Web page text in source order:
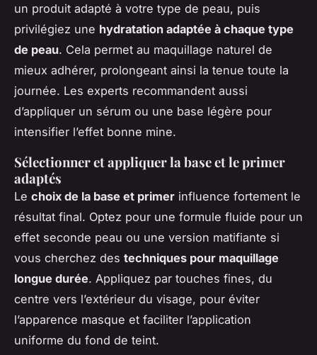
un produit adapté à votre type de peau, puis
privilégiez une hydratation adaptée à chaque type
de peau. Cela permet au maquillage naturel de
mieux adhérer, prolongeant ainsi la tenue toute la
journée. Les experts recommandent aussi
d’appliquer un sérum ou une base légère pour
intensifier l’effet bonne mine.
Sélectionner et appliquer la base et le primer
adaptés
Le choix de la base et primer influence fortement le
résultat final. Optez pour une formule fluide pour un
effet seconde peau ou une version matifiante si
vous cherchez des techniques pour maquillage
longue durée. Appliquez par touches fines, du
centre vers l’extérieur du visage, pour éviter
l’apparence masque et faciliter l’application
uniforme du fond de teint.